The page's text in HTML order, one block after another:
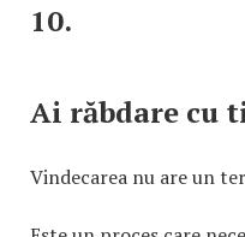
10.
Ai răbdare cu
Vindecarea nu are un